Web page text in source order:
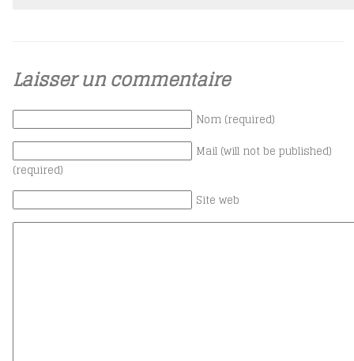
Laisser un commentaire
Nom (required)
Mail (will not be published)
(required)
Site web